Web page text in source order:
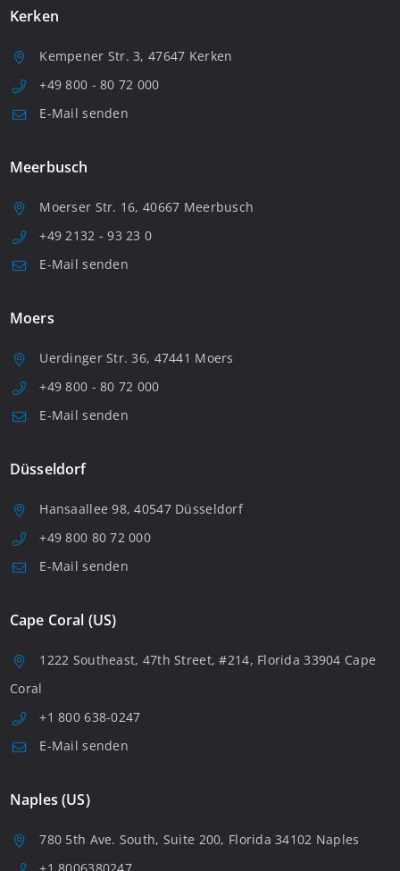
Kerken
Kempener Str. 3, 47647 Kerken
+49 800 - 80 72 000
E-Mail senden
Meerbusch
Moerser Str. 16, 40667 Meerbusch
+49 2132 - 93 23 0
E-Mail senden
Moers
Uerdinger Str. 36, 47441 Moers
+49 800 - 80 72 000
E-Mail senden
Düsseldorf
Hansaallee 98, 40547 Düsseldorf
+49 800 80 72 000
E-Mail senden
Cape Coral (US)
1222 Southeast, 47th Street, #214, Florida 33904 Cape
Coral
+1 800 638-0247
E-Mail senden
Naples (US)
780 5th Ave. South, Suite 200, Florida 34102 Naples
+1 8006380247